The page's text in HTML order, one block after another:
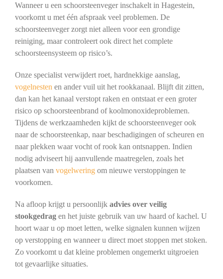
Wanneer u een schoorsteenveger inschakelt in Hagestein,
voorkomt u met één afspraak veel problemen. De
schoorsteenveger zorgt niet alleen voor een grondige
reiniging, maar controleert ook direct het complete
schoorsteensysteem op risico’s.
Onze specialist verwijdert roet, hardnekkige aanslag,
vogelnesten en ander vuil uit het rookkanaal. Blijft dit zitten,
dan kan het kanaal verstopt raken en ontstaat er een groter
risico op schoorsteenbrand of koolmonoxideproblemen.
Tijdens de werkzaamheden kijkt de schoorsteenveger ook
naar de schoorsteenkap, naar beschadigingen of scheuren en
naar plekken waar vocht of rook kan ontsnappen. Indien
nodig adviseert hij aanvullende maatregelen, zoals het
plaatsen van vogelweringom nieuwe verstoppingen te
voorkomen.
Na afloop krijgt u persoonlijk advies over veilig
stookgedragen het juiste gebruik van uw haard of kachel. U
hoort waar u op moet letten, welke signalen kunnen wijzen
op verstopping en wanneer u direct moet stoppen met stoken.
Zo voorkomt u dat kleine problemen ongemerkt uitgroeien
tot gevaarlijke situaties.